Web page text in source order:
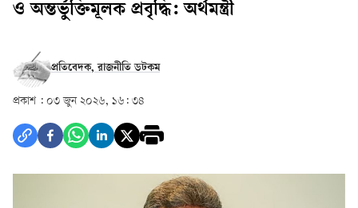
ও অন্তর্ভুক্তিমূলক প্রবৃদ্ধি: অর্থমন্ত্রী
প্রতিবেদক, রাজনীতি ডটকম
প্রকাশ : ০৩ জুন ২০২৬, ১৬: ৩৪